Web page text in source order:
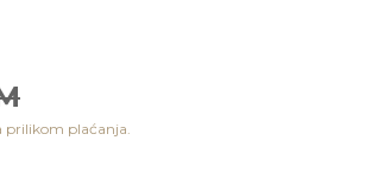
prilikom plaćanja.